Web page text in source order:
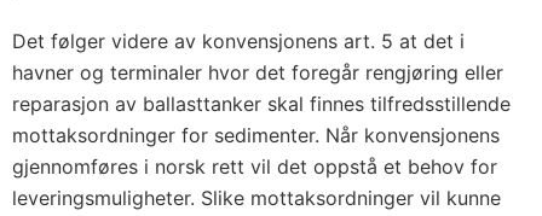
Det følger videre av konvensjonens art. 5 at det i
havner og terminaler hvor det foregår rengjøring eller
reparasjon av ballasttanker skal finnes tilfredsstillende
mottaksordninger for sedimenter. Når konvensjonens
gjennomføres i norsk rett vil det oppstå et behov for
leveringsmuligheter. Slike mottaksordninger vil kunne